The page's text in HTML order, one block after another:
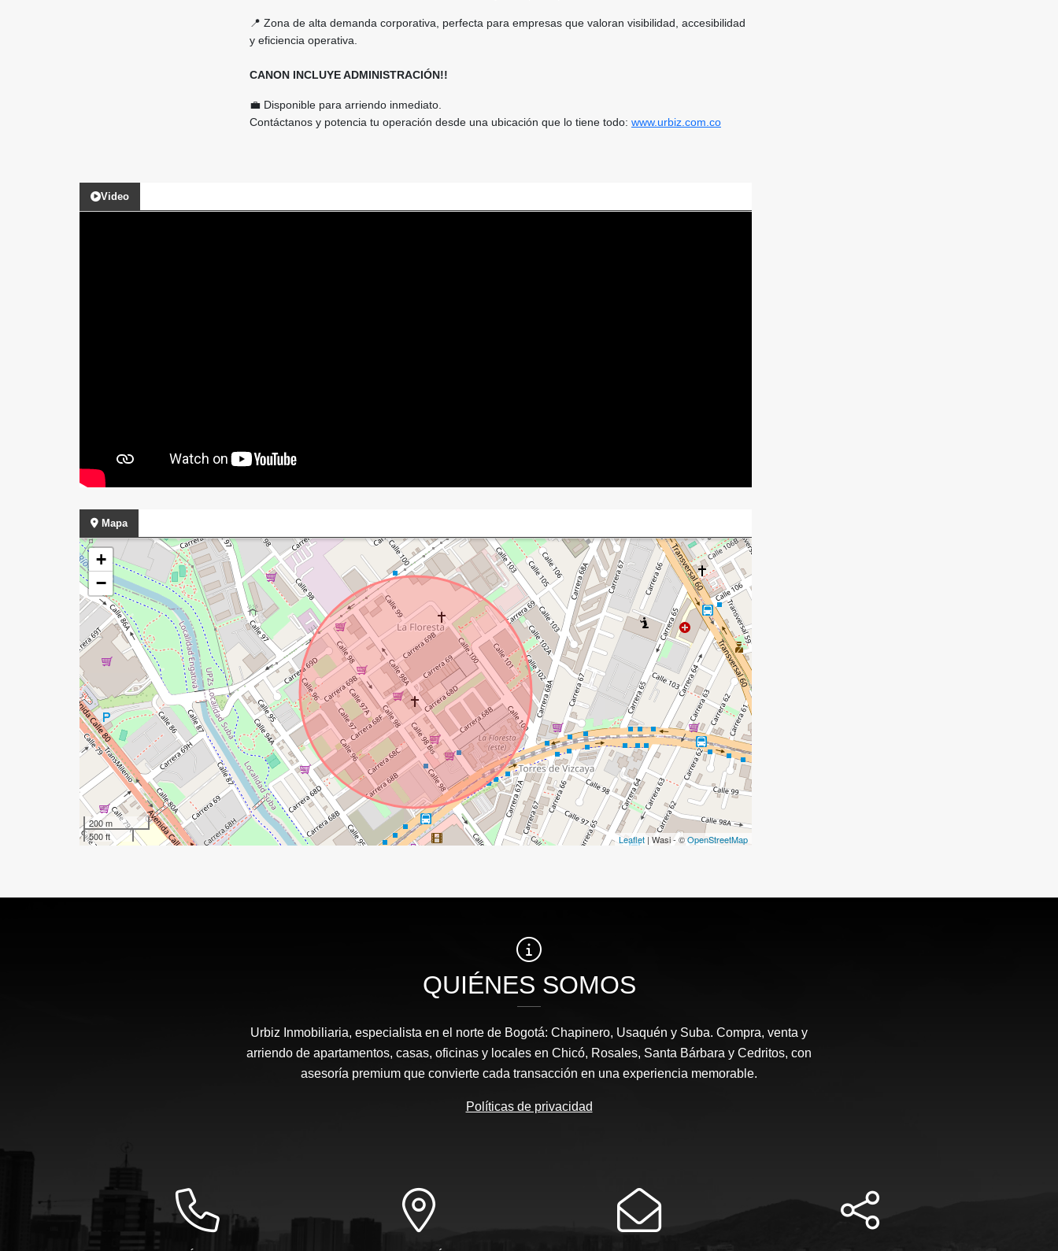
📍 Zona de alta demanda corporativa, perfecta para empresas que valoran visibilidad, accesibilidad
y eficiencia operativa.
CANON INCLUYE ADMINISTRACIÓN!!
💼 Disponible para arriendo inmediato.
Contáctanos y potencia tu operación desde una ubicación que lo tiene todo: www.urbiz.com.co
Video
Mapa
+
−
200 m
500 ft
Leaflet | Wasi - ©OpenStreetMap
QUIÉNES SOMOS
Urbiz Inmobiliaria, especialista en el norte de Bogotá: Chapinero, Usaquén y Suba. Compra, venta y
arriendo de apartamentos, casas, oficinas y locales en Chicó, Rosales, Santa Bárbara y Cedritos, con
asesoría premium que convierte cada transacción en una experiencia memorable.
Políticas de privacidad